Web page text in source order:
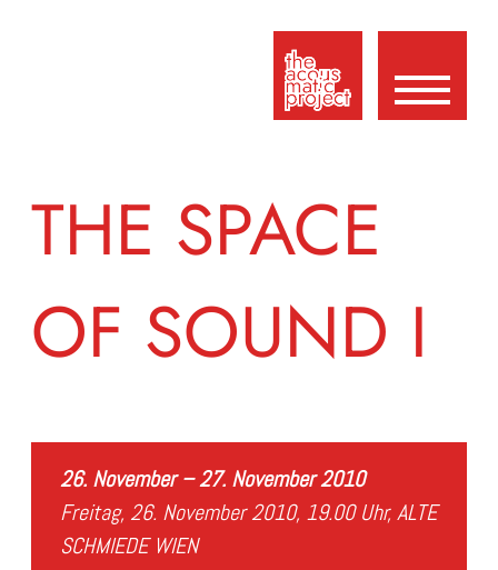
THE SPACE
OF SOUND I
26. November – 27. November 2010
Freitag, 26. November 2010, 19.00 Uhr, ALTE
SCHMIEDE WIEN